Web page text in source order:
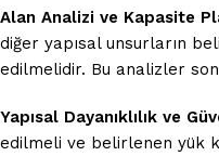
Alan Analizi ve Kapasite
diğer yapısal unsurların
edilmelidir. Bu analizler
Yapısal Dayanıklılık ve
edilmeli ve belirlenen yük